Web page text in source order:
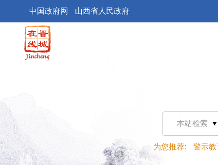
中国政府网 山西省人民政府
本站检索
为您推荐: 警示教